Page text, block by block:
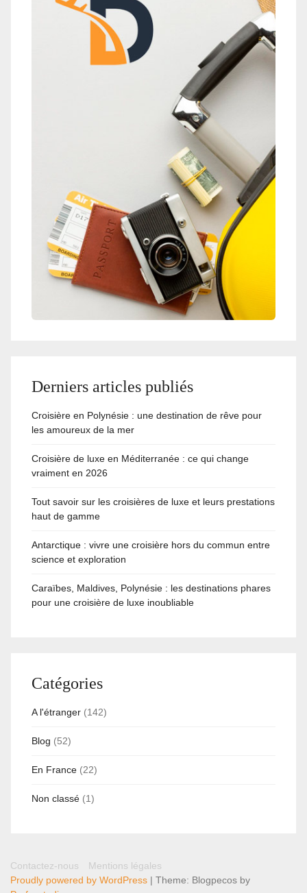
Derniers articles publiés
Croisière en Polynésie : une destination de rêve pour
les amoureux de la mer
Croisière de luxe en Méditerranée : ce qui change
vraiment en 2026
Tout savoir sur les croisières de luxe et leurs prestations
haut de gamme
Antarctique : vivre une croisière hors du commun entre
science et exploration
Caraïbes, Maldives, Polynésie : les destinations phares
pour une croisière de luxe inoubliable
Catégories
A l'étranger (142)
Blog (52)
En France (22)
Non classé (1)
Contactez-nous
Mentions légales
Proudly powered by WordPress | Theme: Blogpecos by